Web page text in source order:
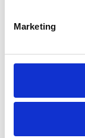
Marketing
Networking
setkání
Expo zóna